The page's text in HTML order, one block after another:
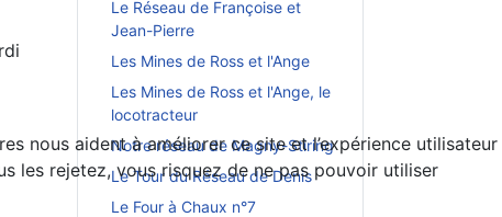
Le Réseau de Françoise et
Jean-Pierre
Les Mines de Ross et l'Ange
Les Mines de Ross et l'Ange, le
locotracteur
Notre réseau de Magny-Stiring
Le Tour du Réseau de Denis
Le Four à Chaux n°7
nous aident à améliorer ce site et l’expérience utilisateur
les rejetez, vous risquez de ne pas pouvoir utiliser